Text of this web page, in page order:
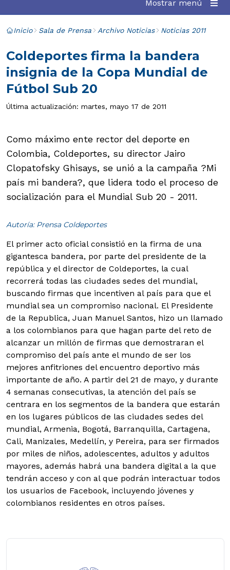
Mostrar menú
Inicio Sala de Prensa Archivo Noticias Noticias 2011
Coldeportes firma la bandera
insignia de la Copa Mundial de
Fútbol Sub 20
Última actualización: martes, mayo 17 de 2011
Como máximo ente rector del deporte en
Colombia, Coldeportes, su director Jairo
Clopatofsky Ghisays, se unió a la campaña ?Mi
país mi bandera?, que lidera todo el proceso de
socialización para el Mundial Sub 20 - 2011.
Autoría: Prensa Coldeportes
El primer acto oficial consistió en la firma de una
gigantesca bandera, por parte del presidente de la
república y el director de Coldeportes, la cual
recorrerá todas las ciudades sedes del mundial,
buscando firmas que incentiven al país para que el
mundial sea un compromiso nacional. El Presidente
de la Republica, Juan Manuel Santos, hizo un llamado
a los colombianos para que hagan parte del reto de
alcanzar un millón de firmas que demostraran el
compromiso del país ante el mundo de ser los
mejores anfitriones del encuentro deportivo más
importante de año. A partir del 21 de mayo, y durante
4 semanas consecutivas, la atención del país se
centrara en los segmentos de la bandera que estarán
en los lugares públicos de las ciudades sedes del
mundial, Armenia, Bogotá, Barranquilla, Cartagena,
Cali, Manizales, Medellín, y Pereira, para ser firmados
por miles de niños, adolescentes, adultos y adultos
mayores, además habrá una bandera digital a la que
tendrán acceso y con al que podrán interactuar todos
los usuarios de Facebook, incluyendo jóvenes y
colombianos residentes en otros países.